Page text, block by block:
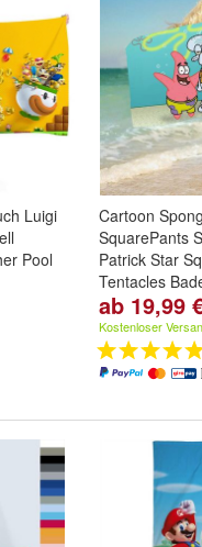
Luigi
Pool
Cartoon
SquarePants
Patrick Star
Tentacles
ab 19,99
Kostenloser